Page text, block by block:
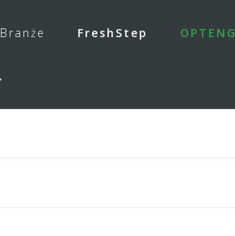
Branże FreshStep OPTENG